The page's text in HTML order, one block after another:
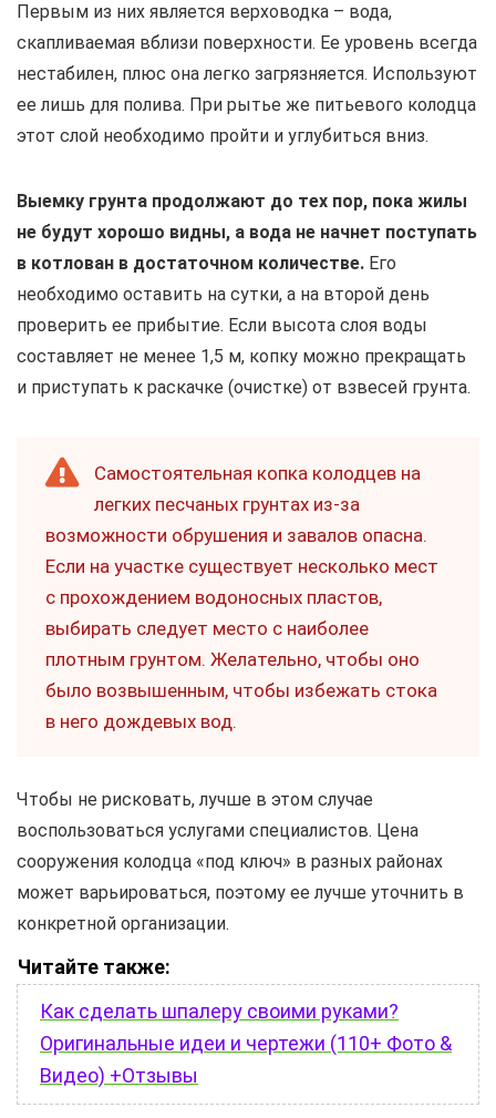
Первым из них является верховодка – вода,
скапливаемая вблизи поверхности. Ее уровень всегда
нестабилен, плюс она легко загрязняется. Используют
ее лишь для полива. При рытье же питьевого колодца
этот слой необходимо пройти и углубиться вниз.
Выемку грунта продолжают до тех пор, пока жилы
не будут хорошо видны, а вода не начнет поступать
в котлован в достаточном количестве. Его
необходимо оставить на сутки, а на второй день
проверить ее прибытие. Если высота слоя воды
составляет не менее 1,5 м, копку можно прекращать
и приступать к раскачке (очистке) от взвесей грунта.
Самостоятельная копка колодцев на
легких песчаных грунтах из-за
возможности обрушения и завалов опасна.
Если на участке существует несколько мест
с прохождением водоносных пластов,
выбирать следует место с наиболее
плотным грунтом. Желательно, чтобы оно
было возвышенным, чтобы избежать стока
в него дождевых вод.
Чтобы не рисковать, лучше в этом случае
воспользоваться услугами специалистов. Цена
сооружения колодца «под ключ» в разных районах
может варьироваться, поэтому ее лучше уточнить в
конкретной организации.
Читайте также:
Как сделать шпалеру своими руками?
Оригинальные идеи и чертежи (110+ Фото &
Видео) +Отзывы